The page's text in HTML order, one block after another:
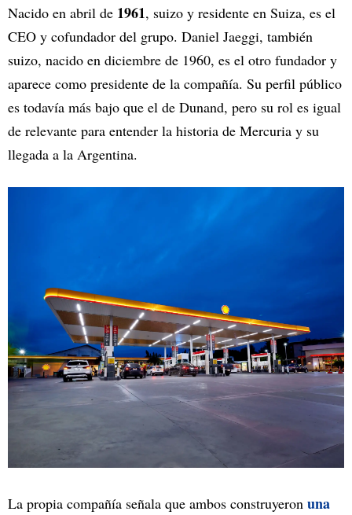
Nacido en abril de 1961, suizo y residente en Suiza, es el
CEO y cofundador del grupo. Daniel Jaeggi, también
suizo, nacido en diciembre de 1960, es el otro fundador y
aparece como presidente de la compañía. Su perfil público
es todavía más bajo que el de Dunand, pero su rol es igual
de relevante para entender la historia de Mercuria y su
llegada a la Argentina.
La propia compañía señala que ambos construyeron una